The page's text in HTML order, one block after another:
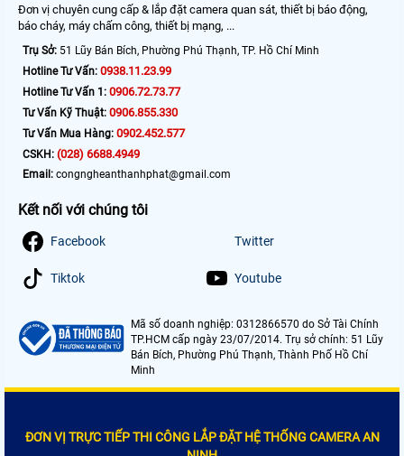
Đơn vị chuyên cung cấp & lắp đặt camera quan sát, thiết bị báo động,
báo cháy, máy chấm công, thiết bị mạng, ...
Trụ Sở: 51 Lũy Bán Bích, Phường Phú Thạnh, TP. Hồ Chí Minh
Hotline Tư Vấn: 0938.11.23.99
Hotline Tư Vấn 1: 0906.72.73.77
Tư Vấn Kỹ Thuật: 0906.855.330
Tư Vấn Mua Hàng: 0902.452.577
CSKH: (028) 6688.4949
Email: congngheanthanhphat@gmail.com
Kết nối với chúng tôi
Facebook Twitter
Tiktok Youtube
Mã số doanh nghiệp: 0312866570 do Sở Tài Chính
TP.HCM cấp ngày 23/07/2014. Trụ sở chính: 51 Lũy
Bán Bích, Phường Phú Thạnh, Thành Phố Hồ Chí
Minh
ĐƠN VỊ TRỰC TIẾP THI CÔNG LẮP ĐẶT HỆ THỐNG CAMERA AN